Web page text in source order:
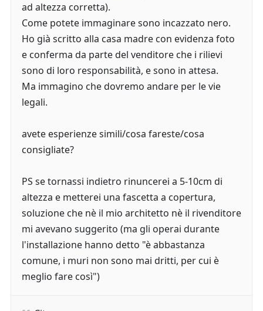
ad altezza corretta).
Come potete immaginare sono incazzato nero.
Ho già scritto alla casa madre con evidenza foto
e conferma da parte del venditore che i rilievi
sono di loro responsabilità, e sono in attesa.
Ma immagino che dovremo andare per le vie
legali.
avete esperienze simili/cosa fareste/cosa
consigliate?
PS se tornassi indietro rinuncerei a 5-10cm di
altezza e metterei una fascetta a copertura,
soluzione che nè il mio architetto nè il rivenditore
mi avevano suggerito (ma gli operai durante
l'installazione hanno detto "è abbastanza
comune, i muri non sono mai dritti, per cui è
meglio fare così")